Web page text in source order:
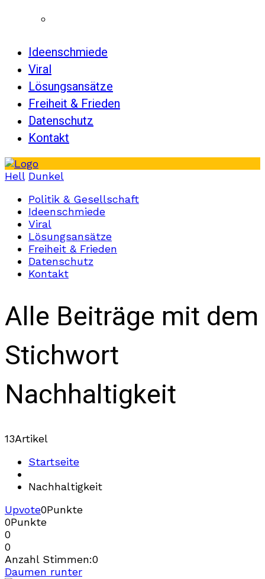
Ideenschmiede
Viral
Lösungsansätze
Freiheit & Frieden
Datenschutz
Kontakt
Hell Dunkel
Politik & Gesellschaft
Ideenschmiede
Viral
Lösungsansätze
Freiheit & Frieden
Datenschutz
Kontakt
Alle Beiträge mit dem
Stichwort
Nachhaltigkeit
13Artikel
Startseite
Nachhaltigkeit
Upvote0Punkte
0Punkte
0
0
Anzahl Stimmen:0
Daumen runter